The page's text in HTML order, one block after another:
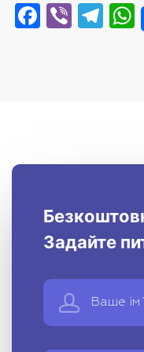
Viber
Задайте